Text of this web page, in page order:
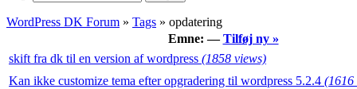
WordPress DK Forum » Tags » opdatering
Emne: —Tilføj ny »
skift fra dk til en version af wordpress (1858 views)
Kan ikke customize tema efter opgradering til wordpress 5.2.4 (1616